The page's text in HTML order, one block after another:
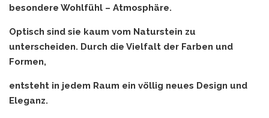
besondere Wohlfühl – Atmosphäre.
Optisch sind sie kaum vom Naturstein zu
unterscheiden. Durch die Vielfalt der Farben und
Formen,
entsteht in jedem Raum ein völlig neues Design und
Eleganz.